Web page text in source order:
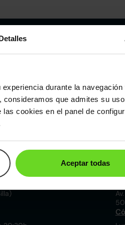
durante la
que admites su
cookies en el panel de
Aceptar todas
Cabrera, 5